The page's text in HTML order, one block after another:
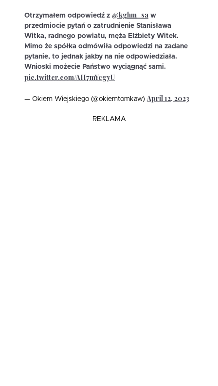
Otrzymałem odpowiedź z @kghm_sa w
przedmiocie pytań o zatrudnienie Stanisława
Witka, radnego powiatu, męża Elżbiety Witek.
Mimo że spółka odmówiła odpowiedzi na zadane
pytanie, to jednak jakby na nie odpowiedziała.
Wnioski możecie Państwo wyciągnąć sami.
pic.twitter.com/AII7mYcgyU
— Okiem Wiejskiego (@okiemtomkaw) April 12, 2023
REKLAMA